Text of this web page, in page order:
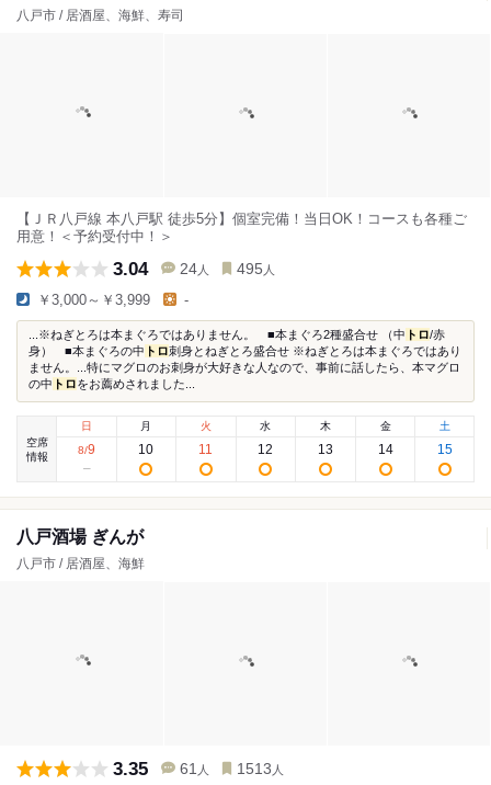
八戸市 / 居酒屋、海鮮、寿司
【ＪＲ八戸線 本八戸駅 徒歩5分】個室完備！当日OK！コースも各種ご
用意！＜予約受付中！＞
3.04 24 人 495 人
￥3,000～￥3,999 -
...※ねぎとろは本まぐろではありません。 ■本まぐろ2種盛合せ （中 トロ/赤
身） ■本まぐろの中 トロ刺身とねぎとろ盛合せ ※ねぎとろは本まぐろではあり
ません。...特にマグロのお刺身が大好きな人なので、事前に話したら、本マグロ
の中 トロをお薦めされました...
空席
情報
日
8/9
月
10
火
11
水
12
木
13
金
14
土
15
八戸酒場 ぎんが
八戸市 / 居酒屋、海鮮
3.35 61 人 1513 人